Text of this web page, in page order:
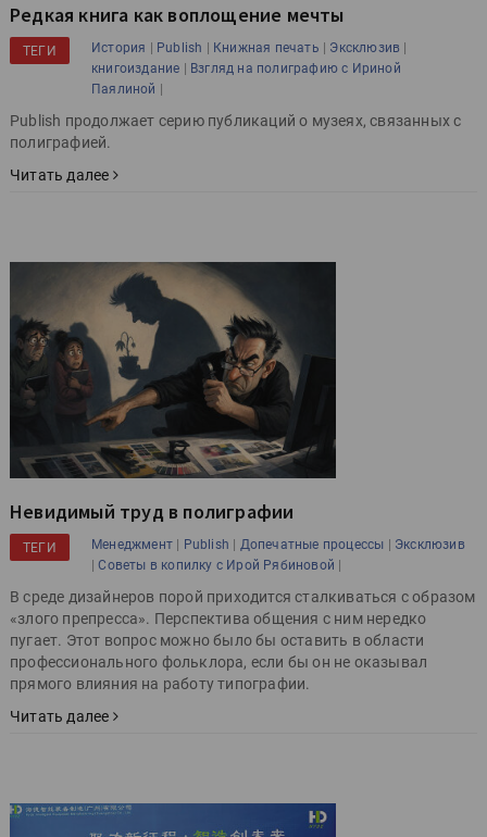
Редкая книга как воплощение мечты
ТЕГИ История | Publish | Книжная печать | Эксклюзив |
книгоиздание | Взгляд на полиграфию с Ириной
Паялиной |
Publish продолжает серию публикаций о музеях, связанных с
полиграфией.
Читать далее
Невидимый труд в полиграфии
ТЕГИ Менеджмент | Publish | Допечатные процессы | Эксклюзив
|Советы в копилку с Ирой Рябиновой |
В среде дизайнеров порой приходится сталкиваться с образом
«злого препресса». Перспектива общения с ним нередко
пугает. Этот вопрос можно было бы оставить в области
профессионального фольклора, если бы он не оказывал
прямого влияния на работу типографии.
Читать далее